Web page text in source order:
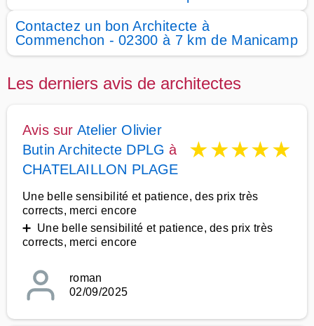
Contactez un bon Architecte à
Commenchon - 02300 à 7 km de Manicamp
Les derniers avis de architectes
Avis sur Atelier Olivier
Butin Architecte DPLG à
CHATELAILLON PLAGE
★★★★★
Une belle sensibilité et patience, des prix très
corrects, merci encore
➕ Une belle sensibilité et patience, des prix très
corrects, merci encore
roman
02/09/2025